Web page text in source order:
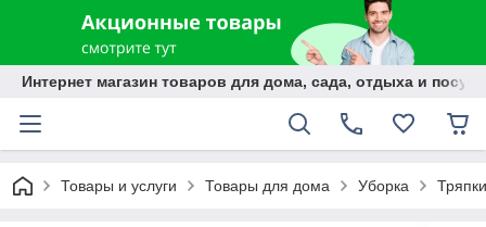
Интернет магазин товаров для дома, сада, отдыха и
Товары и услуги Товары для дома Уборка